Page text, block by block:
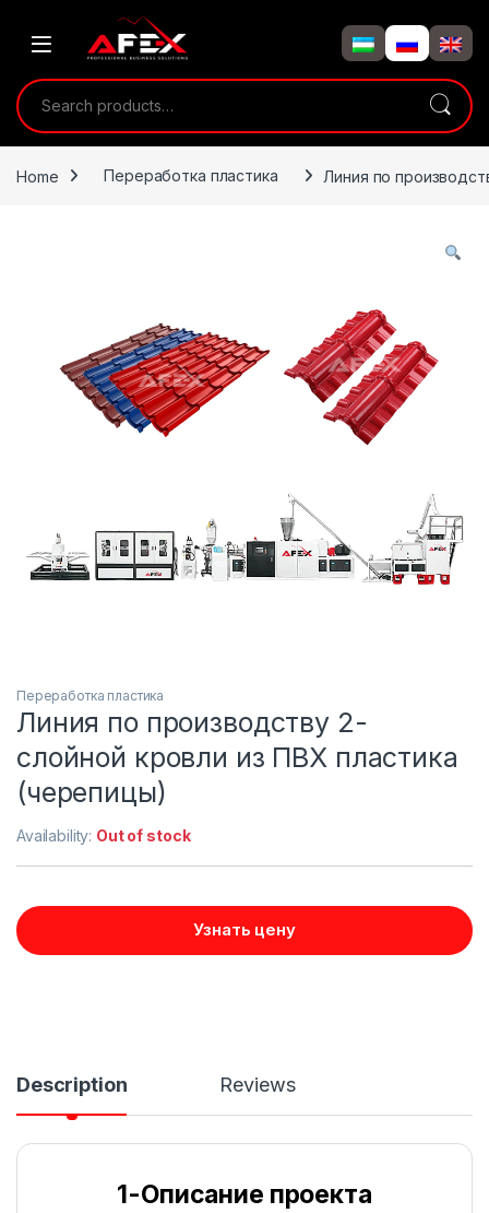
Search for:
Home Переработка пластика Линия по
Переработка пластика
Линия по производству 2-
слойной кровли из ПВХ пластика
(черепицы)
Availability: Out of stock
Узнать цену
Description Reviews
1-Описание проектa